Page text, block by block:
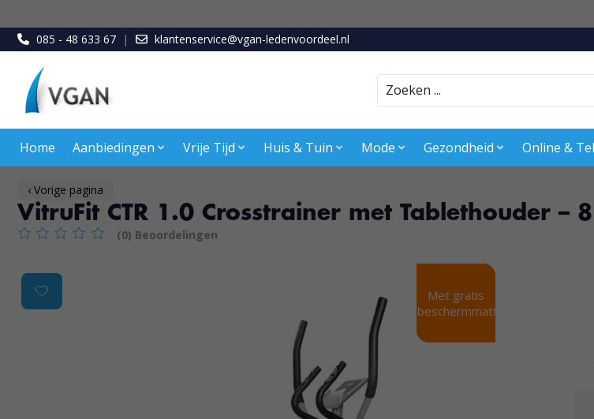
085 - 48 633 67 | klantenservice@vgan-ledenvoordeel.nl
Zoeken
Home Aanbiedingen Vrije Tijd Huis & Tuin Mode Gezondheid Online &
‹ Vorige pagina
VitruFit CTR 1.0 Crosstrainer met Tablethouder –
De beoordeling van dit product is0van de 5
(0) Beoordelingen
Product image slideshow Items
Met gratis
beschermmat!